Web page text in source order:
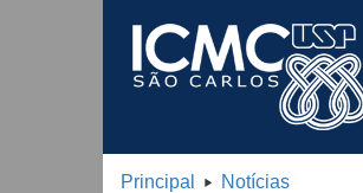
Principal Notícias